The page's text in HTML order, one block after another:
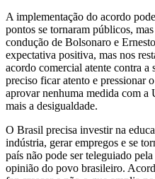
A implementação do acordo
pontos se tornaram públicos,
condução de Bolsonaro e
expectativa positiva, mas nos
acordo comercial atente contra a
preciso ficar atento e pressionar
aprovar nenhuma medida com a
mais a desigualdade.
O Brasil precisa investir na
indústria, gerar empregos e se
país não pode ser teleguiado
opinião do povo brasileiro.